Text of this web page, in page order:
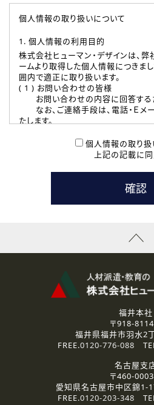
個人情報の取り扱いについて
1. 個人情報の利用目的
株式会社ヒューマン・デザインは、
ームより取得した個人情報につきま
囲内で適正に取り扱います。
( 1 ) お問い合わせの皆様
お問い合わせの内容に回答する
なお、ご連絡手段は、電話・Ｅメ
たします。
本登録に関するご連絡および本
たします。
( 3 ) スタッフ派遣を検討されている
お問い合わせの内容に回答するた
なお、ご連絡手段は、電話・Ｅメ
資料送付、受講相談に関するご
その他、お問い合わせの内容に回
なお、ご連絡手段は、電話・Ｅメ
2.個人情報の第三者提供
ご提供いただいた個人情報は、法令
3.個人情報の取り扱いの委託
弊社の定める個人情報保護の評価基
人情報を委託する場合があります。
個人情報の取り扱
上記の記載に
福井本社
〒918-
福井県福井市羽水2
FREE.0120-776-088
名古屋支
〒460-
愛知県名古屋市中区錦1-
FREE.0120-203-348